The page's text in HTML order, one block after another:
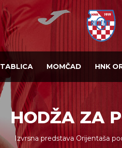
TABLICA MOMČAD HNK
HODŽA ZA
Izvrsna predstava Orijentaša